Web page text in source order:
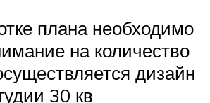
плана необходимо
на количество
дизайн
30 кв